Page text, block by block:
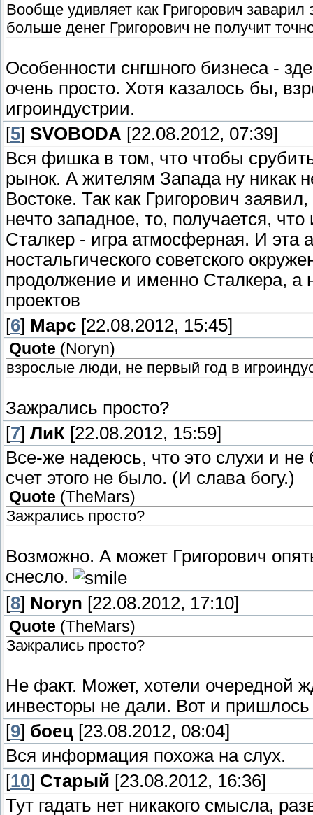
Вообще удивляет как Григорович заварил
больше денег Григорович не получит
Особенности снгшного бизнеса -
очень просто. Хотя казалось бы,
игроиндустрии.
[5] SVOBODA [22.08.2012, 07:39]
Вся фишка в том, что чтобы
рынок. А жителям Запада ну никак
Востоке. Так как Григорович
нечто западное, то, получается,
Сталкер - игра атмосферная. И эта
ностальгического советского
продолжение и именно Сталкера, а
проектов
[6] Марс [22.08.2012, 15:45]
Quote (Noryn)
взрослые люди, не первый год в
Зажрались просто?
[7] ЛиК [22.08.2012, 15:59]
Все-же надеюсь, что это слухи и
счет этого не было. (И слава богу.)
Quote (TheMars)
Зажрались просто?
Возможно. А может Григорович
снесло.
[8] Noryn [22.08.2012, 17:10]
Quote (TheMars)
Зажрались просто?
Не факт. Может, хотели очередной
инвесторы не дали. Вот и
[9] боец [23.08.2012, 08:04]
Вся информация похожа на слух.
[10] Старый [23.08.2012, 16:36]
Тут гадать нет никакого смысла,